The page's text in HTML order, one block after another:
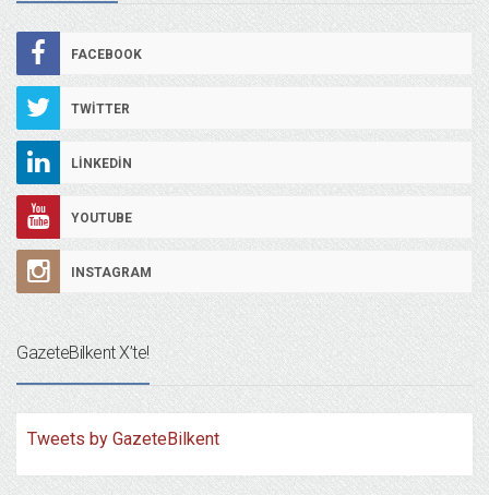
FACEBOOK
TWITTER
LINKEDIN
YOUTUBE
INSTAGRAM
GazeteBilkent X’te!
Tweets by GazeteBilkent